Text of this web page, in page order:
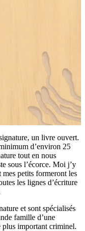
un livre ouvert.
d’environ 25
tout en nous
sous l’écorce. Moi j’y
petits formeront les
les lignes d’écriture
et sont spécialisés
famille d’une
plus important criminel.